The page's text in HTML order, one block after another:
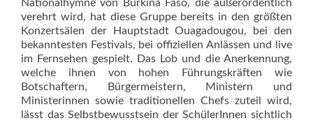
Nationalhymne von Burkina Faso, die außerordentlich
verehrt wird, hat diese Gruppe bereits in den größten
Konzertsälen der Hauptstadt Ouagadougou, bei den
bekanntesten Festivals, bei offiziellen Anlässen und live
im Fernsehen gespielt. Das Lob und die Anerkennung,
welche ihnen von hohen Führungskräften wie
Botschaftern, Bürgermeistern, Ministern und
Ministerinnen sowie tra­ditionellen Chefs zuteil wird,
lässt das Selbstbewusstsein der SchülerInnen sichtlich